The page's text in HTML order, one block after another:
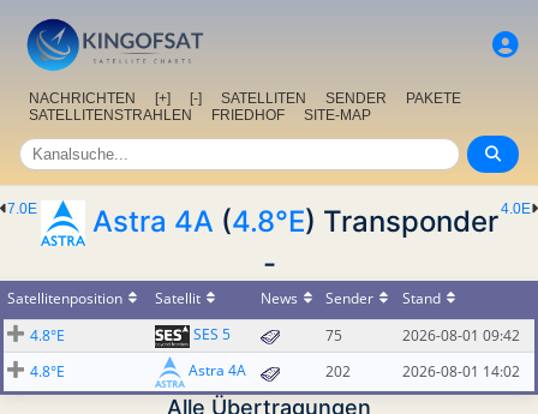
NACHRICHTEN [+] [-] SATELLITEN SENDER
PAKETE
SATELLITENSTRAHLEN
FRIEDHOF SITE-MAP
4.0E
7.0E Astra 4A (4.8°E) Transponder
-
Satellitenposition Satellit News Sender
Stand
4.8°E
SES 5 75
2026-08-01 09:42
4.8°E
Astra 4A 202 2026-08-01 14:02
Alle Übertragungen